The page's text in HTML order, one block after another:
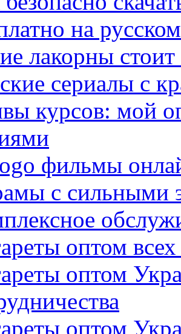
на
лакорны
сериалы с
курсов: мой
фильмы
с сильными
оптом
оптом
оптом